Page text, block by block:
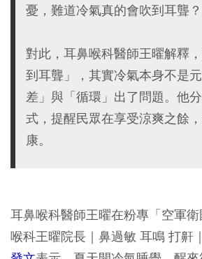
憂，難道冷氣真的會吹到耳聾？
對此，耳鼻喉科醫師王曜解釋
到耳聾」，其實冷氣本身不是
差」與「循環」出了問題。他
式，提醒民眾在享受涼爽之餘
康。
耳鼻喉科醫師王曜在粉專「空軍
喉科王曜院長｜鼻過敏 耳鳴 打鼾